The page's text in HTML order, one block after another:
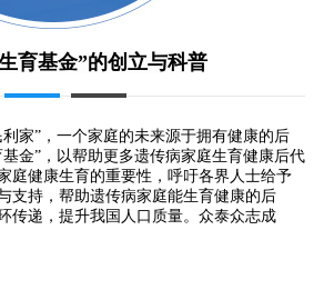
育基金”的创立与科普
家”，一个家庭的未来源于拥有健康的后
金”，以帮助更多遗传病家庭生育健康后代
庭健康生育的重要性，呼吁各界人士给予
支持，帮助遗传病家庭能生育健康的后
传递，提升我国人口质量。众泰众志成